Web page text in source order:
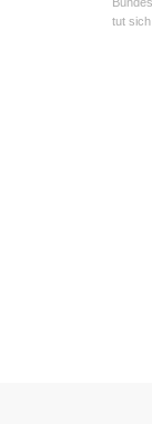
tut sich